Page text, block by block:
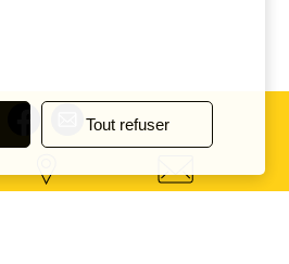
Tout refuser